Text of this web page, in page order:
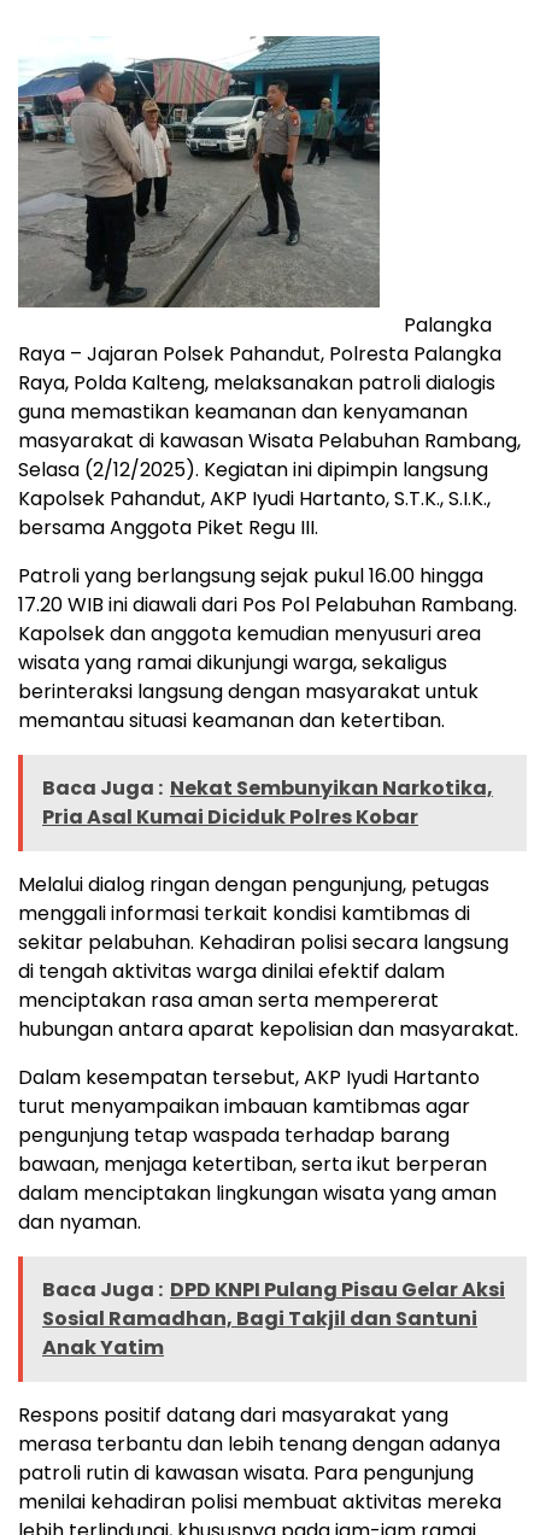
Palangka
Raya – Jajaran Polsek Pahandut, Polresta Palangka
Raya, Polda Kalteng, melaksanakan patroli dialogis
guna memastikan keamanan dan kenyamanan
masyarakat di kawasan Wisata Pelabuhan Rambang,
Selasa (2/12/2025). Kegiatan ini dipimpin langsung
Kapolsek Pahandut, AKP Iyudi Hartanto, S.T.K., S.I.K.,
bersama Anggota Piket Regu III.
Patroli yang berlangsung sejak pukul 16.00 hingga
17.20 WIB ini diawali dari Pos Pol Pelabuhan Rambang.
Kapolsek dan anggota kemudian menyusuri area
wisata yang ramai dikunjungi warga, sekaligus
berinteraksi langsung dengan masyarakat untuk
memantau situasi keamanan dan ketertiban.
Baca Juga : Nekat Sembunyikan Narkotika,
Pria Asal Kumai Diciduk Polres Kobar
Melalui dialog ringan dengan pengunjung, petugas
menggali informasi terkait kondisi kamtibmas di
sekitar pelabuhan. Kehadiran polisi secara langsung
di tengah aktivitas warga dinilai efektif dalam
menciptakan rasa aman serta mempererat
hubungan antara aparat kepolisian dan masyarakat.
Dalam kesempatan tersebut, AKP Iyudi Hartanto
turut menyampaikan imbauan kamtibmas agar
pengunjung tetap waspada terhadap barang
bawaan, menjaga ketertiban, serta ikut berperan
dalam menciptakan lingkungan wisata yang aman
dan nyaman.
Baca Juga : DPD KNPI Pulang Pisau Gelar Aksi
Sosial Ramadhan, Bagi Takjil dan Santuni
Anak Yatim
Respons positif datang dari masyarakat yang
merasa terbantu dan lebih tenang dengan adanya
patroli rutin di kawasan wisata. Para pengunjung
menilai kehadiran polisi membuat aktivitas mereka